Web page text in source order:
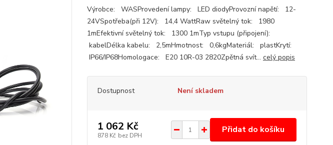
Výrobce: WASProvedení lampy: LED diodyProvozní napětí: 12-
24VSpotřeba(při 12V): 14,4 WattRaw světelný tok: 1980
1mEfektivní světelný tok: 1300 1mTyp vstupu (připojení):
kabelDélka kabelu: 2,5mHmotnost: 0,6kgMateriál: plastKrytí:
IP66/IP68Homologace: E20 10R-03 2820Zpětná svít... celý popis
Dostupnost Není skladem
1 062 Kč
878 Kč bez DPH
Přidat do košíku